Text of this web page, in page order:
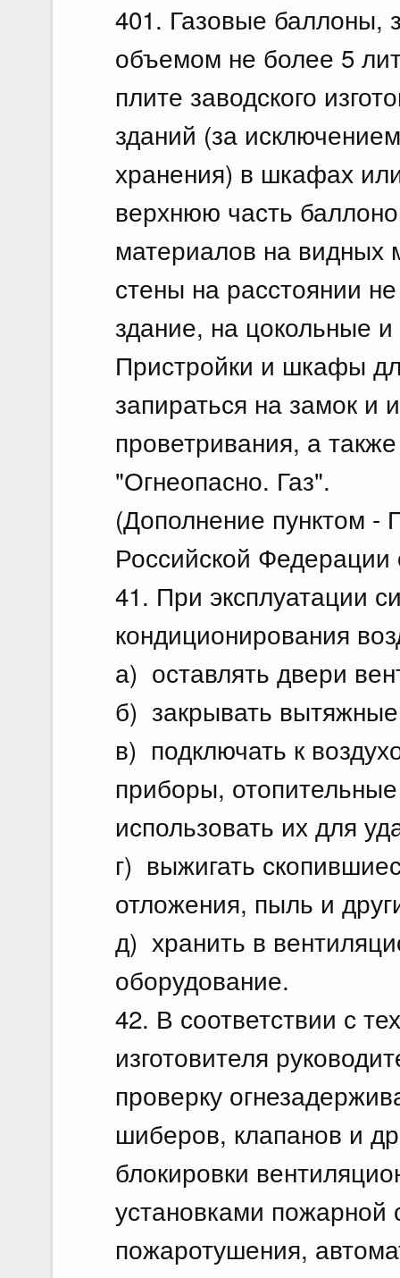
401. Газовые баллоны,
объемом не более 5
плите заводского
зданий (за
хранения) в шкафах
верхнюю часть
материалов на видных
стены на расстоянии
здание, на цокольные
Пристройки и шкафы
запираться на замок и
проветривания, а
"Огнеопасно. Газ".
(Дополнение пунктом -
Российской
41. При эксплуатации
кондиционирования
а) оставлять двери
б) закрывать
в) подключать к
приборы,
использовать их для
г) выжигать
отложения, пыль и
д) хранить в
оборудование.
42. В соответствии с
изготовителя
проверку
шиберов, клапанов и
блокировки
установками пожарной
пожаротушения,